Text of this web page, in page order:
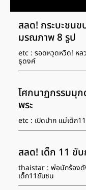
สลด! กระบะชน
มรณภาพ 8 รูป
etc : รอดหวุดหวิด! หล
ธุดงค์
โศกนาฏกรรมมุก
พระ
etc : เปิดปาก แม่เด็ก
สลด! เด็ก 11 ขั
thaistar : พ่อนักร้องดั
เด็ก11ขับชน